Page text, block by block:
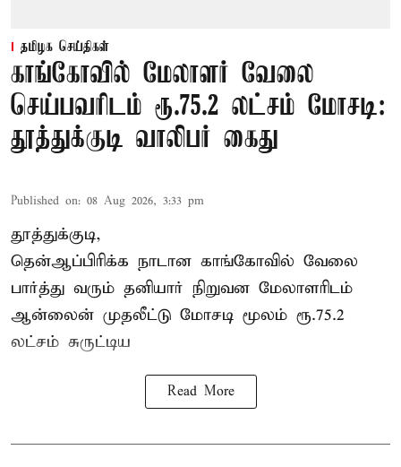
தமிழக செய்திகள்
காங்கோவில் மேலாளர் வேலை
செய்பவரிடம் ரூ.75.2 லட்சம் மோசடி:
தூத்துக்குடி வாலிபர் கைது
Published on: 08 Aug 2026, 3:33 pm
தூத்துக்குடி,
தென்ஆப்பிரிக்க நாடான காங்கோவில் வேலை
பார்த்து வரும் தனியார் நிறுவன மேலாளரிடம்
ஆன்லைன் முதலீட்டு மோசடி மூலம் ரூ.75.2
லட்சம் சுருட்டிய
Read More